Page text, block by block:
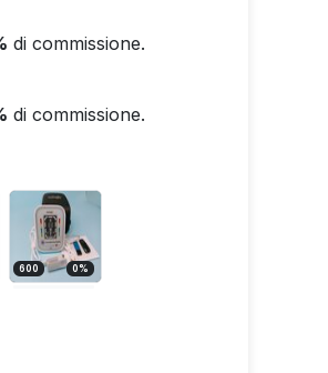
di commissione.
di commissione.
600 0%